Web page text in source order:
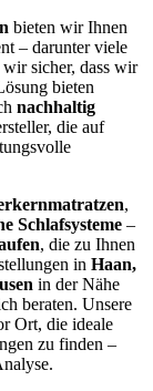
bieten wir Ihnen
– darunter viele
sicher, dass wir
bieten
nachhaltig
die auf
,
Schlafsysteme –
, die zu Ihnen
in Haan,
in der Nähe
beraten. Unsere
Ort, die ideale
zu finden –